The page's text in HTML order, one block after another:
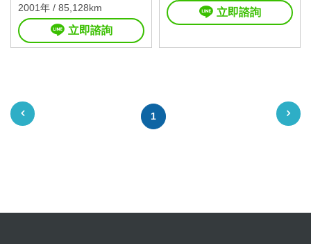
2001年 / 85,128km
立即諮詢
立即諮詢
1